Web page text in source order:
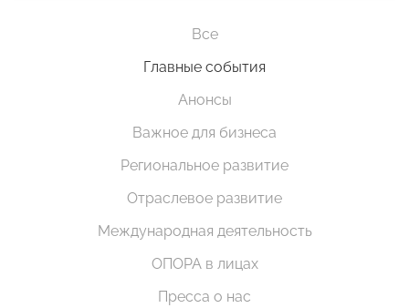
Все
Главные события
Анонсы
Важное для бизнеса
Региональное развитие
Отраслевое развитие
Международная деятельность
ОПОРА в лицах
Пресса о нас